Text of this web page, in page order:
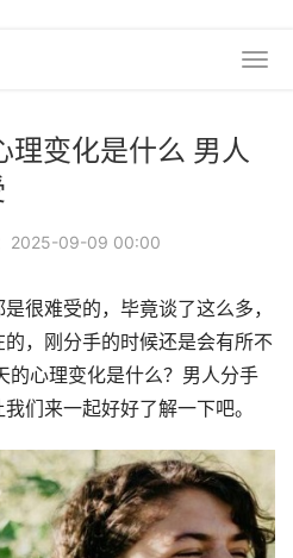
变化是什么 男人
2025-09-09 00:00
难受的，毕竟谈了这么多，
，刚分手的时候还是会有所不
的心理变化是什么？男人分手
们来一起好好了解一下吧。